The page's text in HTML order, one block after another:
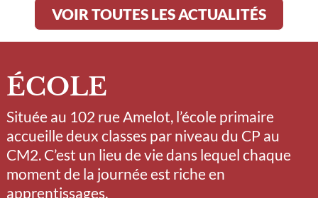
VOIR TOUTES LES ACTUALITÉS
ÉCOLE
Située au 102 rue Amelot, l’école primaire
accueille deux classes par niveau du CP au
CM2. C’est un lieu de vie dans lequel chaque
moment de la journée est riche en
apprentissages.